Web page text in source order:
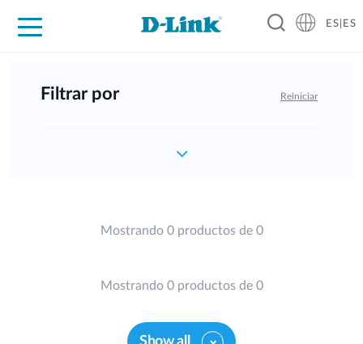
ES|ES
Filtrar por Reiniciar
Mostrando 0 productos de 0
Mostrando 0 productos de 0